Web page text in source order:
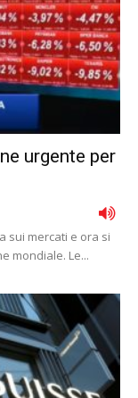
urgente per
sui mercati e ora si
mondiale. Le...